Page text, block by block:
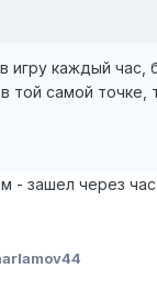
игру каждый
самой точке,
- зашел через